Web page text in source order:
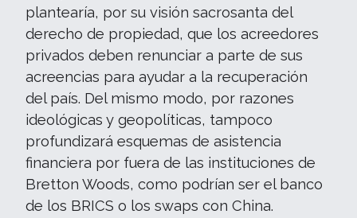
plantearía, por su visión sacrosanta del
derecho de propiedad, que los acreedores
privados deben renunciar a parte de sus
acreencias para ayudar a la recuperación
del país. Del mismo modo, por razones
ideológicas y geopolíticas, tampoco
profundizará esquemas de asistencia
financiera por fuera de las instituciones de
Bretton Woods, como podrían ser el banco
de los BRICS o los swaps con China.